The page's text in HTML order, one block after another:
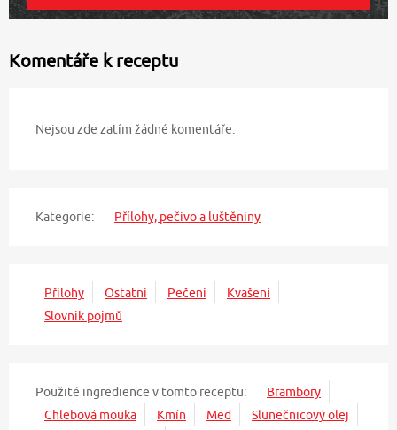
Komentáře k receptu
Nejsou zde zatím žádné komentáře.
Kategorie: Přílohy, pečivo a luštěniny
Přílohy Ostatní Pečení
Kvašení
Slovník pojmů
Použité ingredience v tomto receptu:
Brambory
Chlebová mouka
Kmín Med
Slunečnicový olej